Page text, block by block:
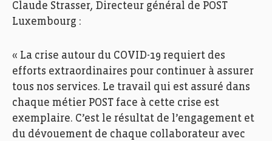
Claude Strasser, Directeur général de POST
Luxembourg :
« La crise autour du COVID-19 requiert des
efforts extraordinaires pour continuer à assurer
tous nos services. Le travail qui est assuré dans
chaque métier POST face à cette crise est
exemplaire. C’est le résultat de l’engagement et
du dévouement de chaque collaborateur avec